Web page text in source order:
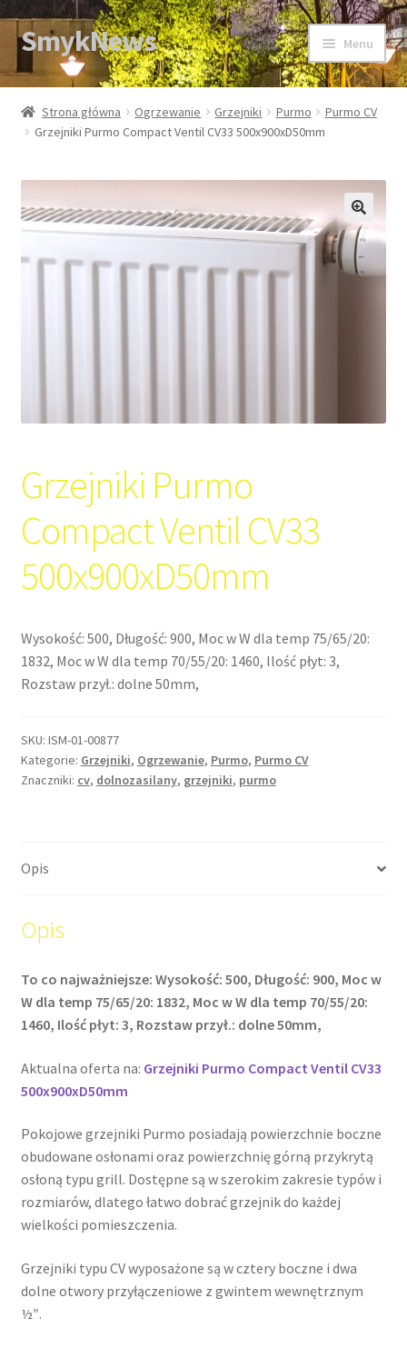
Przejdź
do
nawigacji
Przejdź
do
treści
SmykNews Menu
Strona główna
Strona główna Ogrzewanie Grzejniki Purmo
Purmo CV
Grzejniki Purmo Compact Ventil CV33 500x900xD50mm
Grzejniki Purmo
Compact Ventil CV33
500x900xD50mm
Wysokość: 500, Długość: 900, Moc w W dla temp 75/65/20:
1832, Moc w W dla temp 70/55/20: 1460, Ilość płyt: 3,
Rozstaw przył.: dolne 50mm,
SKU: ISM-01-00877
Kategorie: Grzejniki, Ogrzewanie, Purmo, Purmo CV
Znaczniki: cv, dolnozasilany, grzejniki, purmo
Opis
Opis
To co najważniejsze: Wysokość: 500, Długość: 900, Moc w
W dla temp 75/65/20: 1832, Moc w W dla temp 70/55/20:
1460, Ilość płyt: 3, Rozstaw przył.: dolne 50mm,
Aktualna oferta na: Grzejniki Purmo Compact Ventil CV33
500x900xD50mm
Pokojowe grzejniki Purmo posiadają powierzchnie boczne
obudowane osłonami oraz powierzchnię górną przykrytą
osłoną typu grill. Dostępne są w szerokim zakresie typów i
rozmiarów, dlatego łatwo dobrać grzejnik do każdej
wielkości pomieszczenia.
Grzejniki typu CV wyposażone są w cztery boczne i dwa
dolne otwory przyłączeniowe z gwintem wewnętrznym
½″.